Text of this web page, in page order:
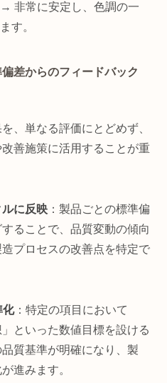
非常に安定し、色調の一
す。
差からのフィードバック
、単なる評価にとどめず、
善施策に活用することが重
に反映 ：製品ごとの標準偏
ることで、品質変動の傾向
プロセスの改善点を特定で
化：特定の項目において
といった数値目標を設ける
質基準が明確になり、製
進みます。